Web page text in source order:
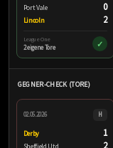
Port Vale 0
Lincoln 2
League One
2 eigene Tore ✓
GEGNER-CHECK (TORE)
02.05.2026 H
Derby 1
Sheffield Utd 2